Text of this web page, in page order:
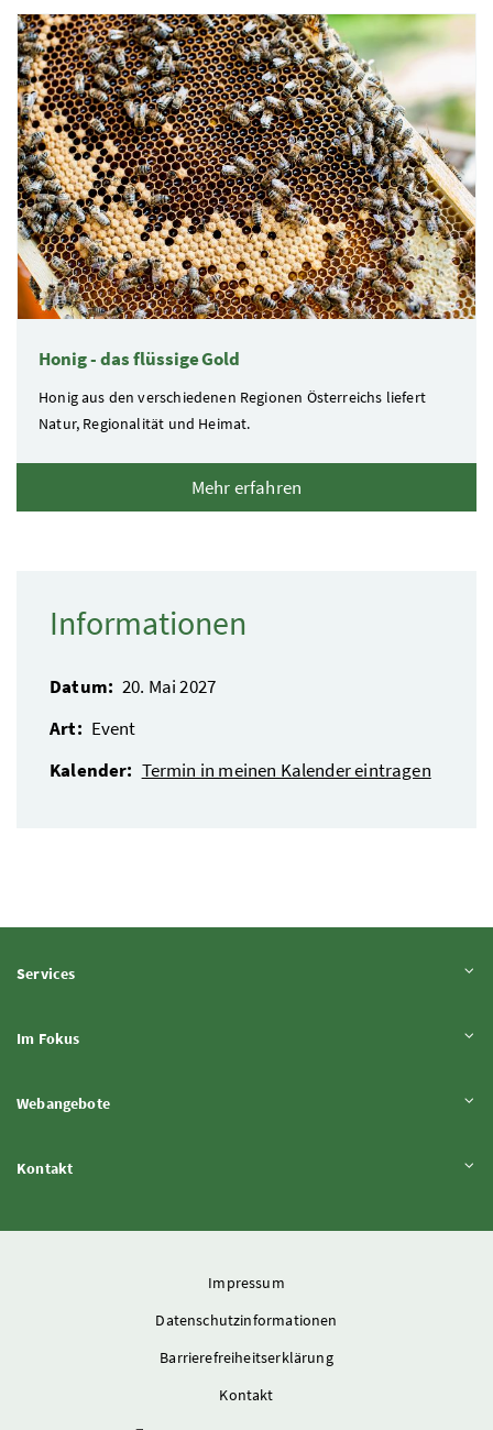
Honig - das flüssige Gold
Honig aus den verschiedenen Regionen Österreichs liefert
Natur, Regionalität und Heimat.
Mehr erfahren
Informationen
Datum: 20. Mai 2027
Art: Event
Kalender: Termin in meinen Kalender eintragen
ServicesInhalt aufklappen
Im FokusInhalt aufklappen
WebangeboteInhalt aufklappen
KontaktInhalt aufklappen
Impressum
Datenschutzinformationen
Barrierefreiheitserklärung
Kontakt